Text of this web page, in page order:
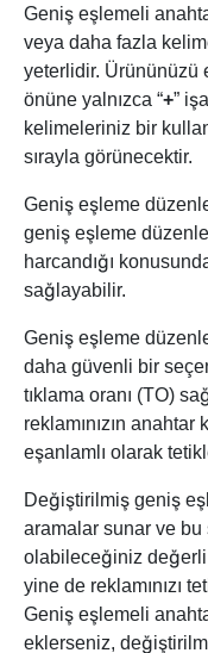
Geniş eşlemeli
veya daha fazla
yeterlidir. Ürününüzü
önüne yalnızca “+”
kelimeleriniz bir
sırayla görünecektir.
Geniş eşleme
geniş eşleme
harcandığı
sağlayabilir.
Geniş eşleme
daha güvenli bir
tıklama oranı (TO)
reklamınızın
eşanlamlı olarak
Değiştirilmiş geniş
aramalar sunar ve
olabileceğiniz
yine de reklamınızı
Geniş eşlemeli
eklerseniz,